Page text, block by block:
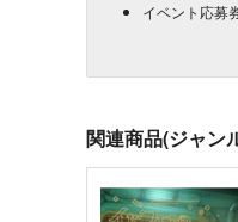
イベント応募
関連商品(ジャン